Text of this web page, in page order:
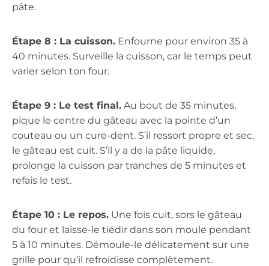
pâte.
Étape 8 : La cuisson. Enfourne pour environ 35 à
40 minutes. Surveille la cuisson, car le temps peut
varier selon ton four.
Étape 9 : Le test final. Au bout de 35 minutes,
pique le centre du gâteau avec la pointe d’un
couteau ou un cure-dent. S’il ressort propre et sec,
le gâteau est cuit. S’il y a de la pâte liquide,
prolonge la cuisson par tranches de 5 minutes et
refais le test.
Étape 10 : Le repos. Une fois cuit, sors le gâteau
du four et laisse-le tiédir dans son moule pendant
5 à 10 minutes. Démoule-le délicatement sur une
grille pour qu’il refroidisse complètement.